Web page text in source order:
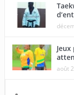
août